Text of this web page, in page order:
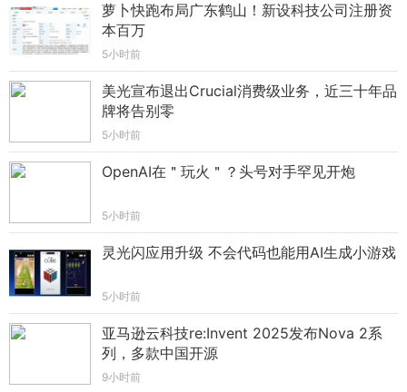
萝卜快跑布局广东鹤山！新设科技公司注册资
本百万
5小时前
美光宣布退出Crucial消费级业务，近三十年品
牌将告别零
5小时前
OpenAI在＂玩火＂？头号对手罕见开炮
5小时前
灵光闪应用升级 不会代码也能用AI生成小游戏
5小时前
亚马逊云科技re:Invent 2025发布Nova 2系
列，多款中国开源
9小时前